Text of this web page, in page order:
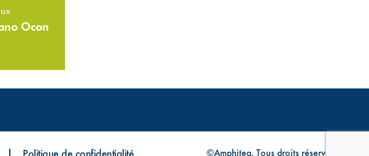
Ocon
©Amphitea, Tous droits réservés